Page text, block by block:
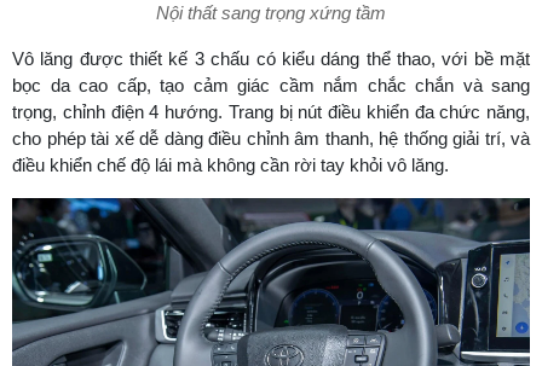
Nội thất sang trọng xứng tầm
Vô lăng được thiết kế 3 chấu có kiểu dáng thể thao, với bề mặt
bọc da cao cấp, tạo cảm giác cầm nắm chắc chắn và sang
trọng, chỉnh điện 4 hướng. Trang bị nút điều khiển đa chức năng,
cho phép tài xế dễ dàng điều chỉnh âm thanh, hệ thống giải trí, và
điều khiển chế độ lái mà không cần rời tay khỏi vô lăng.